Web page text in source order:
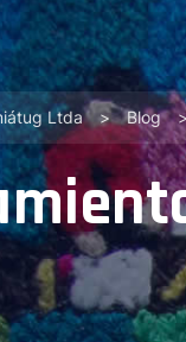
Ltda > Blog